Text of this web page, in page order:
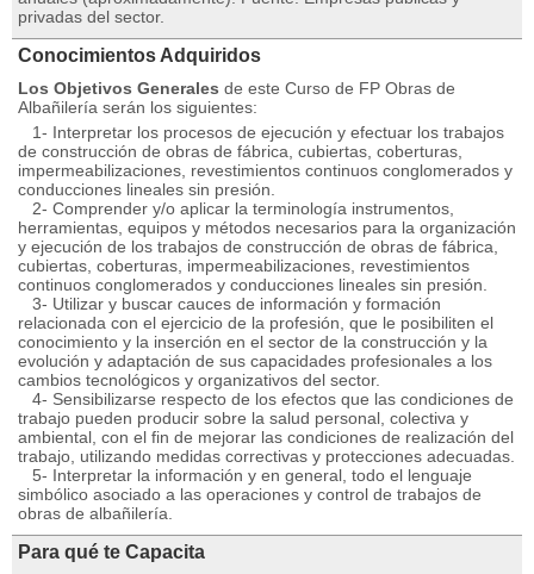
privadas del sector.
Conocimientos Adquiridos
Los Objetivos Generales de este Curso de FP Obras de
Albañilería serán los siguientes:
1- Interpretar los procesos de ejecución y efectuar los trabajos
de construcción de obras de fábrica, cubiertas, coberturas,
impermeabilizaciones, revestimientos continuos conglomerados y
conducciones lineales sin presión.
2- Comprender y/o aplicar la terminología instrumentos,
herramientas, equipos y métodos necesarios para la organización
y ejecución de los trabajos de construcción de obras de fábrica,
cubiertas, coberturas, impermeabilizaciones, revestimientos
continuos conglomerados y conducciones lineales sin presión.
3- Utilizar y buscar cauces de información y formación
relacionada con el ejercicio de la profesión, que le posibiliten el
conocimiento y la inserción en el sector de la construcción y la
evolución y adaptación de sus capacidades profesionales a los
cambios tecnológicos y organizativos del sector.
4- Sensibilizarse respecto de los efectos que las condiciones de
trabajo pueden producir sobre la salud personal, colectiva y
ambiental, con el fin de mejorar las condiciones de realización del
trabajo, utilizando medidas correctivas y protecciones adecuadas.
5- Interpretar la información y en general, todo el lenguaje
simbólico asociado a las operaciones y control de trabajos de
obras de albañilería.
Para qué te Capacita